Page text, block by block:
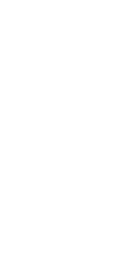
karcie